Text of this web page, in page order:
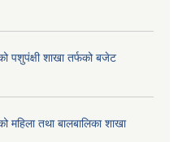
शाखा तर्फको बजेट
तथा बालबालिका शाखा